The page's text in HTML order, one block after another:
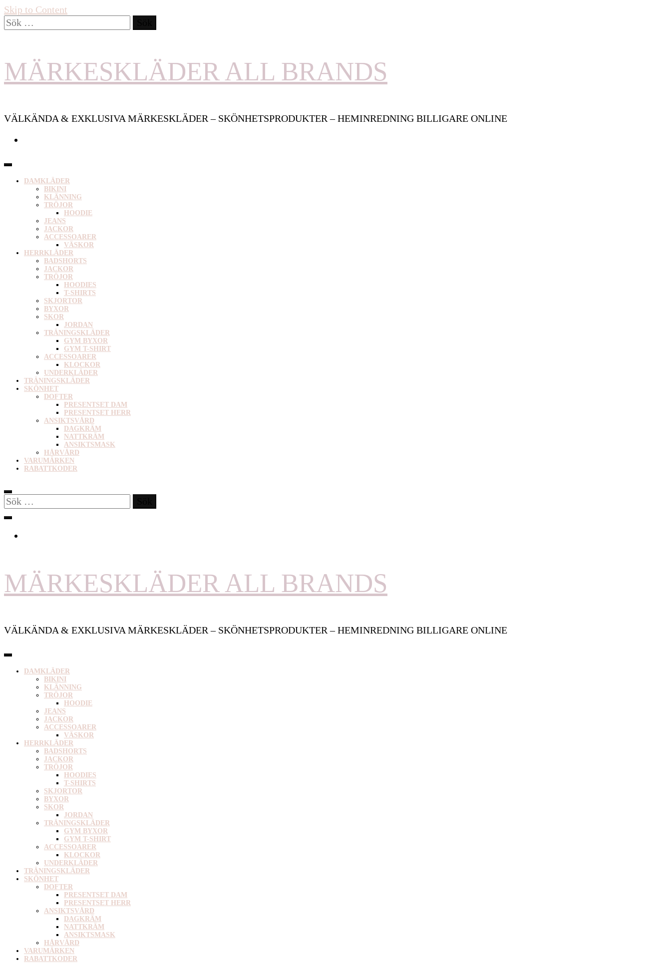
Skip to Content
Sök
efter:
MÄRKESKLÄDER ALL BRANDS
VÄLKÄNDA & EXKLUSIVA MÄRKESKLÄDER – SKÖNHETSPRODUKTER – HEMINREDNING BILLIGARE ONLINE
DAMKLÄDER
BIKINI
KLÄNNING
TRÖJOR
HOODIE
JEANS
JACKOR
ACCESSOARER
VÄSKOR
HERRKLÄDER
BADSHORTS
JACKOR
TRÖJOR
HOODIES
T-SHIRTS
SKJORTOR
BYXOR
SKOR
JORDAN
TRÄNINGSKLÄDER
GYM BYXOR
GYM T-SHIRT
ACCESSOARER
KLOCKOR
UNDERKLÄDER
TRÄNINGSKLÄDER
SKÖNHET
DOFTER
PRESENTSET DAM
PRESENTSET HERR
ANSIKTSVÅRD
DAGKRÄM
NATTKRÄM
ANSIKTSMASK
HÅRVÅRD
VARUMÄRKEN
RABATTKODER
Sök
efter:
MÄRKESKLÄDER ALL BRANDS
VÄLKÄNDA & EXKLUSIVA MÄRKESKLÄDER – SKÖNHETSPRODUKTER – HEMINREDNING BILLIGARE ONLINE
DAMKLÄDER
BIKINI
KLÄNNING
TRÖJOR
HOODIE
JEANS
JACKOR
ACCESSOARER
VÄSKOR
HERRKLÄDER
BADSHORTS
JACKOR
TRÖJOR
HOODIES
T-SHIRTS
SKJORTOR
BYXOR
SKOR
JORDAN
TRÄNINGSKLÄDER
GYM BYXOR
GYM T-SHIRT
ACCESSOARER
KLOCKOR
UNDERKLÄDER
TRÄNINGSKLÄDER
SKÖNHET
DOFTER
PRESENTSET DAM
PRESENTSET HERR
ANSIKTSVÅRD
DAGKRÄM
NATTKRÄM
ANSIKTSMASK
HÅRVÅRD
VARUMÄRKEN
RABATTKODER